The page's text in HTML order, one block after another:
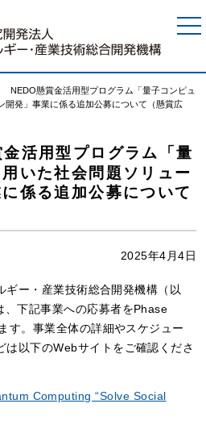
NEDO懸賞金活用型プログラム「量子コンピュ
開発」事業に係る追加公募について（懸賞広
活用型プログラム「量
いた社会問題ソリュー
係る追加公募について
2025年4月4日
ギー・産業技術総合開発機構（以
、下記事業への応募者をPhase
す。事業全体の詳細やスケジュー
は以下のWebサイトをご確認くださ
Computing “Solve Social